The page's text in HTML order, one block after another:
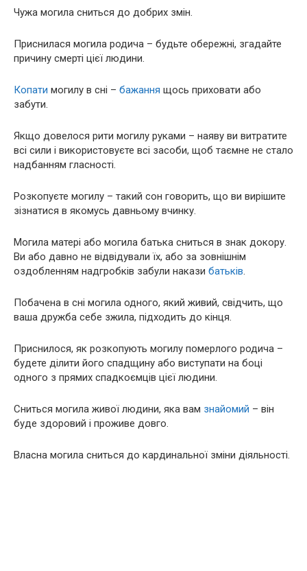
Чужа могила сниться до добрих змін.
Приснилася могила родича – будьте обережні, згадайте
причину смерті цієї людини.
Копати могилу в сні – бажання щось приховати або
забути.
Якщо довелося рити могилу руками – наяву ви витратите
всі сили і використовуєте всі засоби, щоб таємне не стало
надбанням гласності.
Розкопуєте могилу – такий сон говорить, що ви вирішите
зізнатися в якомусь давньому вчинку.
Могила матері або могила батька сниться в знак докору.
Ви або давно не відвідували їх, або за зовнішнім
оздобленням надгробків забули накази батьків.
Побачена в сні могила одного, який живий, свідчить, що
ваша дружба себе зжила, підходить до кінця.
Приснилося, як розкопують могилу померлого родича –
будете ділити його спадщину або виступати на боці
одного з прямих спадкоємців цієї людини.
Сниться могила живої людини, яка вам знайомий – він
буде здоровий і проживе довго.
Власна могила сниться до кардинальної зміни діяльності.